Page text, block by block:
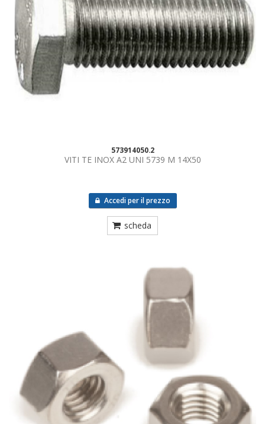
573914050.2
VITI TE INOX A2 UNI 5739 M 14X50
Accedi per il prezzo
scheda